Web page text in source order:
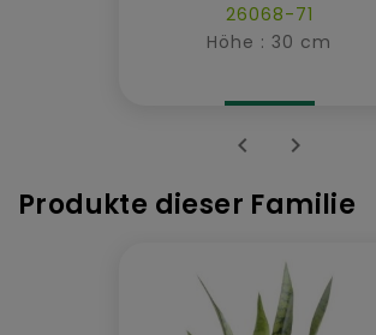
26068-71
Höhe : 30 cm
 
Produkte dieser Familie